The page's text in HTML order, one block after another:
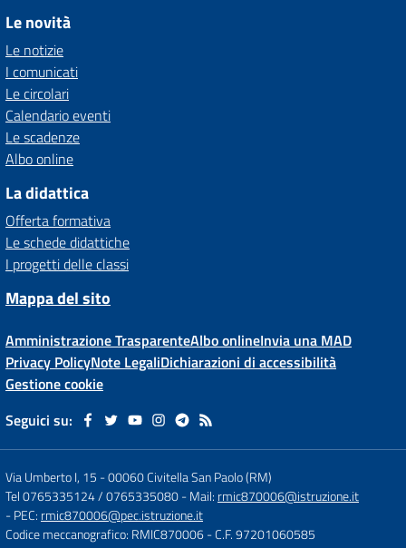
Le novità
Le notizie
I comunicati
Le circolari
Calendario eventi
Le scadenze
Albo online
La didattica
Offerta formativa
Le schede didattiche
I progetti delle classi
Mappa del sito
Amministrazione TrasparenteAlbo onlineInvia una MAD
Privacy PolicyNote LegaliDichiarazioni di accessibilità
Gestione cookie
Seguici su:
Via Umberto I, 15 -00060 Civitella San Paolo (RM)
Tel 0765335124 / 0765335080- Mail: rmic870006@istruzione.it
- PEC: rmic870006@pec.istruzione.it
Codice meccanografico: RMIC870006- C.F. 97201060585